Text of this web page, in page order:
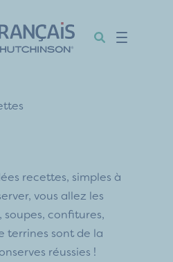
recettes, simples à
vous allez les
confitures,
terrines sont de la
réussies !